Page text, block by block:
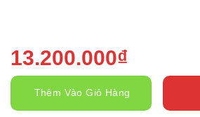
13.200.000₫
Thêm Vào Giỏ Hàng